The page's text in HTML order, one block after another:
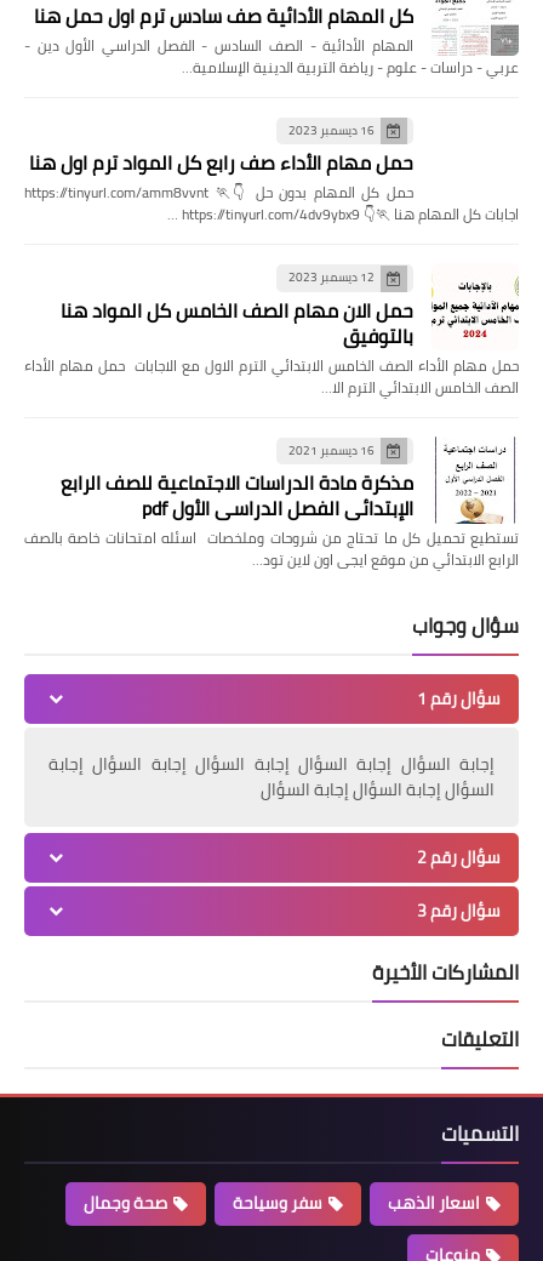
كل المهام الأدائية صف سادس ترم اول حمل هنا
المهام الأدائية - الصف السادس - الفصل الدراسي الأول دين -
عربي - دراسات - علوم - رياضة التربية الدينية الإسلامية…
16 ديسمبر 2023
حمل مهام الأداء صف رابع كل المواد ترم اول هنا
حمل كل المهام بدون حل 👇🏃 https://tinyurl.com/amm8vvnt
اجابات كل المهام هنا 🏃👇 https://tinyurl.com/4dv9ybx9 …
12 ديسمبر 2023
حمل الان مهام الصف الخامس كل المواد هنا
بالتوفيق
حمل مهام الأداء الصف الخامس الابتدائي الترم الاول مع الاجابات حمل مهام الأداء
الصف الخامس الابتدائي الترم الا…
16 ديسمبر 2021
مذكرة مادة الدراسات الاجتماعية للصف الرابع
الإبتدائي الفصل الدراسي الأول pdf
تستطيع تحميل كل ما تحتاج من شروحات وملخصات اسئله امتحانات خاصة بالصف
الرابع الابتدائي من موقع ايجى اون لاين تود…
سؤال وجواب
سؤال رقم 1
إجابة السؤال إجابة السؤال إجابة السؤال إجابة السؤال إجابة
السؤال إجابة السؤال إجابة السؤال
سؤال رقم 2
سؤال رقم 3
المشاركات الأخيرة
التعليقات
التسميات
اسعار الذهب سفر وسياحة
صحة وجمال